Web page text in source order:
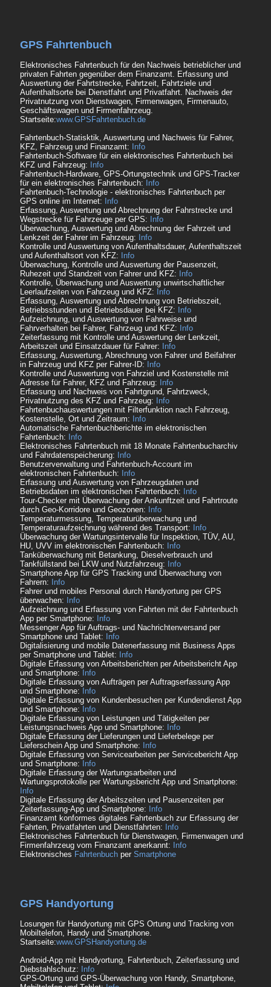
GPS Fahrtenbuch
Elektronisches Fahrtenbuch für den Nachweis betrieblicher und
privaten Fahrten gegenüber dem Finanzamt. Erfassung und
Auswertung der Fahrtstrecke, Fahrtzeit, Fahrtziele und
Aufenthaltsorte bei Dienstfahrt und Privatfahrt. Nachweis der
Privatnutzung von Dienstwagen, Firmenwagen, Firmenauto,
Geschäftswagen und Firmenfahrzeug.
Startseite:www.GPSFahrtenbuch.de
Fahrtenbuch-Statisktik, Auswertung und Nachweis für Fahrer,
KFZ, Fahrzeug und Finanzamt: Info
Fahrtenbuch-Software für ein elektronisches Fahrtenbuch bei
KFZ und Fahrzeug: Info
Fahrtenbuch-Hardware, GPS-Ortungstechnik und GPS-Tracker
für ein elektronisches Fahrtenbuch: Info
Fahrtenbuch-Technologie - elektronisches Fahrtenbuch per
GPS online im Internet: Info
Erfassung, Auswertung und Abrechnung der Fahrstrecke und
Wegstrecke für Fahrzeuge per GPS: Info
Überwachung, Auswertung und Abrechnung der Fahrzeit und
Lenkzeit der Fahrer im Fahrzeug: Info
Kontrolle und Auswertung von Aufenthaltsdauer, Aufenthaltszeit
und Aufenthaltsort von KFZ: Info
Überwachung, Kontrolle und Auswertung der Pausenzeit,
Ruhezeit und Standzeit von Fahrer und KFZ: Info
Kontrolle, Überwachung und Auswertung unwirtschaftlicher
Leerlaufzeiten von Fahrzeug und KFZ: Info
Erfassung, Auswertung und Abrechnung von Betriebszeit,
Betriebsstunden und Betriebsdauer bei KFZ: Info
Aufzeichnung, und Auswertung von Fahrweise und
Fahrverhalten bei Fahrer, Fahrzeug und KFZ: Info
Zeiterfassung mit Kontrolle und Auswertung der Lenkzeit,
Arbeitszeit und Einsatzdauer für Fahrer: Info
Erfassung, Auswertung, Abrechnung von Fahrer und Beifahrer
in Fahrzeug und KFZ per Fahrer-ID: Info
Kontrolle und Auswertung von Fahrziel und Kostenstelle mit
Adresse für Fahrer, KFZ und Fahrzeug: Info
Erfassung und Nachweis von Fahrtgrund, Fahrtzweck,
Privatnutzung des KFZ und Fahrzeug: Info
Fahrtenbuchauswertungen mit Filterfunktion nach Fahrzeug,
Kostenstelle, Ort und Zeitraum: Info
Automatische Fahrtenbuchberichte im elektronischen
Fahrtenbuch: Info
Elektronisches Fahrtenbuch mit 18 Monate Fahrtenbucharchiv
und Fahrdatenspeicherung: Info
Benutzerverwaltung und Fahrtenbuch-Account im
elektronischen Fahrtenbuch: Info
Erfassung und Auswertung von Fahrzeugdaten und
Betriebsdaten im elektronischen Fahrtenbuch: Info
Tour-Checker mit Überwachung der Ankunftzeit und Fahrtroute
durch Geo-Korridore und Geozonen: Info
Temperaturmessung, Temperaturüberwachung und
Temperaturaufzeichnung während des Transport: Info
Überwachung der Wartungsintervalle für Inspektion, TÜV, AU,
HU, UVV im elektronischen Fahrtenbuch: Info
Tanküberwachung mit Betankung, Dieselverbrauch und
Tankfüllstand bei LKW und Nutzfahrzeug: Info
Smartphone App für GPS Tracking und Überwachung von
Fahrern: Info
Fahrer und mobiles Personal durch Handyortung per GPS
überwachen: Info
Aufzeichnung und Erfassung von Fahrten mit der Fahrtenbuch
App per Smartphone: Info
Messenger App für Auftrags- und Nachrichtenversand per
Smartphone und Tablet: Info
Digitalisierung und mobile Datenerfassung mit Business Apps
per Smartphone und Tablet: Info
Digitale Erfassung von Arbeitsberichten per Arbeitsbericht App
und Smartphone: Info
Digitale Erfassung von Aufträgen per Auftragserfassung App
und Smartphone: Info
Digitale Erfassung von Kundenbesuchen per Kundendienst App
und Smartphone: Info
Digitale Erfassung von Leistungen und Tätigkeiten per
Leistungsnachweis App und Smartphone: Info
Digitale Erfassung der Lieferungen und Lieferbelege per
Lieferschein App und Smartphone: Info
Digitale Erfassung von Servicearbeiten per Servicebericht App
und Smartphone: Info
Digitale Erfassung der Wartungsarbeiten und
Wartungsprotokolle per Wartungsbericht App und Smartphone:
Info
Digitale Erfassung der Arbeitszeiten und Pausenzeiten per
Zeiterfassung-App und Smartphone: Info
Finanzamt konformes digitales Fahrtenbuch zur Erfassung der
Fahrten, Privatfahrten und Dienstfahrten: Info
Elektronisches Fahrtenbuch für Dienstwagen, Firmenwagen und
Firmenfahrzeug vom Finanzamt anerkannt: Info
Elektronisches Fahrtenbuch per Smartphone
GPS Handyortung
Losungen für Handyortung mit GPS Ortung und Tracking von
Mobiltelefon, Handy und Smartphone.
Startseite:www.GPSHandyortung.de
Android-App mit Handyortung, Fahrtenbuch, Zeiterfassung und
Diebstahlschutz:
Info
GPS-Ortung und GPS-Überwachung von Handy, Smartphone,